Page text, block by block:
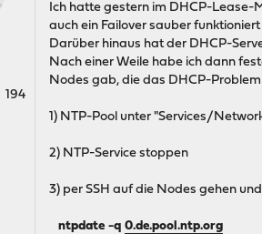
194
Ich hatte gestern im DHCP-Lease-
auch ein Failover sauber
Darüber hinaus hat der DHCP-
Nach einer Weile habe ich dann
Nodes gab, die das DHCP-
1) NTP-Pool unter "Services/
2) NTP-Service stoppen
3) per SSH auf die Nodes gehen
ntpdate -q0.de.pool.ntp.org